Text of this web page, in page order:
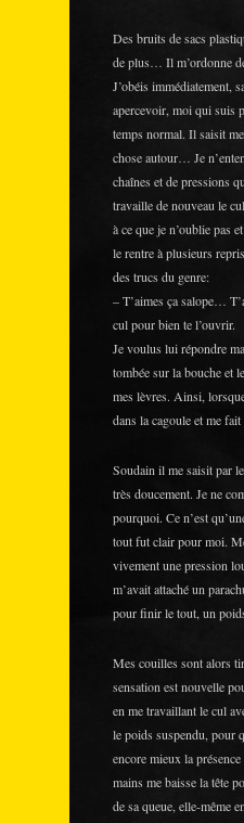
Des bruits de sacs
de plus… Il m’ordonne
J’obéis immédiatement,
apercevoir, moi qui suis
temps normal. Il saisit
chose autour… Je
chaînes et de pressions
travaille de nouveau le
à ce que je n’oublie pas
le rentre à plusieurs
des trucs du genre:
– T’aimes ça salope…
cul pour bien te l’ouvrir.
Je voulus lui répondre
tombée sur la bouche et
mes lèvres. Ainsi,
dans la cagoule et me
Soudain il me saisit par
très doucement. Je ne
pourquoi. Ce n’est
tout fut clair pour moi.
vivement une pression
m’avait attaché un
pour finir le tout, un
Mes couilles sont alors
sensation est nouvelle
en me travaillant le cul
le poids suspendu, pour
encore mieux la
mains me baisse la tête
de sa queue, elle-même